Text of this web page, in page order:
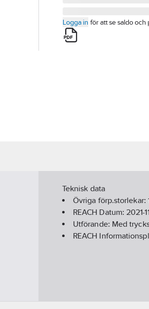
Logga in för att se saldo och
Teknisk data
Övriga förp.storlekar:
REACH Datum:2021-
Utförande: Med
REACH